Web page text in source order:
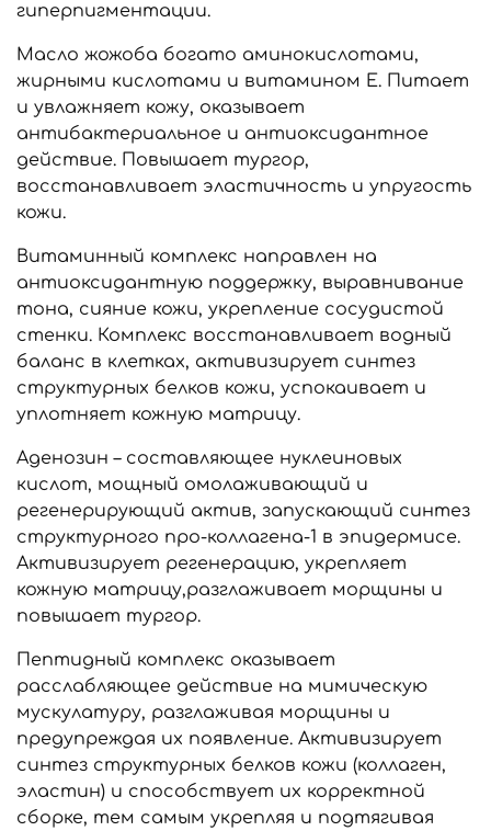
гиперпигментации.
Масло жожоба богато аминокислотами,
жирными кислотами и витамином Е. Питает
и увлажняет кожу, оказывает
антибактериальное и антиоксидантное
действие. Повышает тургор,
восстанавливает эластичность и упругость
кожи.
Витаминный комплекс направлен на
антиоксидантную поддержку, выравнивание
тона, сияние кожи, укрепление сосудистой
стенки. Комплекс восстанавливает водный
баланс в клетках, активизирует синтез
структурных белков кожи, успокаивает и
уплотняет кожную матрицу.
Аденозин – составляющее нуклеиновых
кислот, мощный омолаживающий и
регенерирующий актив, запускающий синтез
структурного про-коллагена-1 в эпидермисе.
Активизирует регенерацию, укрепляет
кожную матрицу,разглаживает морщины и
повышает тургор.
Пептидный комплекс оказывает
расслабляющее действие на мимическую
мускулатуру, разглаживая морщины и
предупреждая их появление. Активизирует
синтез структурных белков кожи (коллаген,
эластин) и способствует их корректной
сборке, тем самым укрепляя и подтягивая